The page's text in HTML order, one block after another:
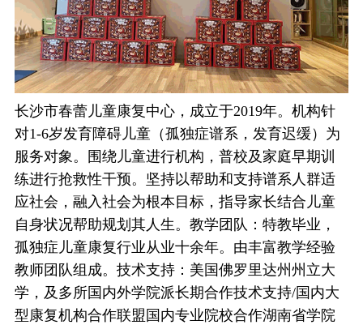
长沙市春蕾儿童康复中心，成立于2019年。机构针
对1-6岁发育障碍儿童（孤独症谱系，发育迟缓）为
服务对象。围绕儿童进行机构，普校及家庭早期训
练进行抢救性干预。坚持以帮助和支持谱系人群适
应社会，融入社会为根本目标，指导家长结合儿童
自身状况帮助规划其人生。教学团队：特教毕业，
孤独症儿童康复行业从业十余年。由丰富教学经验
教师团队组成。技术支持：美国佛罗里达州州立大
学，及多所国内外学院派长期合作技术支持/国内大
型康复机构合作联盟国内专业院校合作湖南省学院